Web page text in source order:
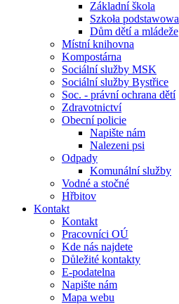
Základní škola
Szkoła podstawowa
Dům dětí a mládeže
Místní knihovna
Kompostárna
Sociální služby MSK
Sociální služby Bystřice
Soc. - právní ochrana dětí
Zdravotnictví
Obecní policie
Napište nám
Nalezeni psi
Odpady
Komunální služby
Vodné a stočné
Hřbitov
Kontakt
Kontakt
Pracovníci OÚ
Kde nás najdete
Důležité kontakty
E-podatelna
Napište nám
Mapa webu